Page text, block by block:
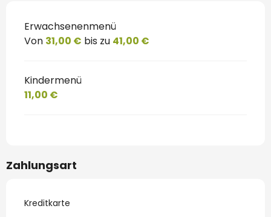
Erwachsenenmenü
Von 31,00 € bis zu 41,00 €
Kindermenü
11,00 €
Zahlungsart
Kreditkarte